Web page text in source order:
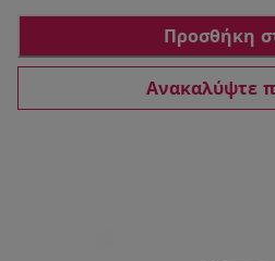
Προσθήκη
Ανακαλύψτε